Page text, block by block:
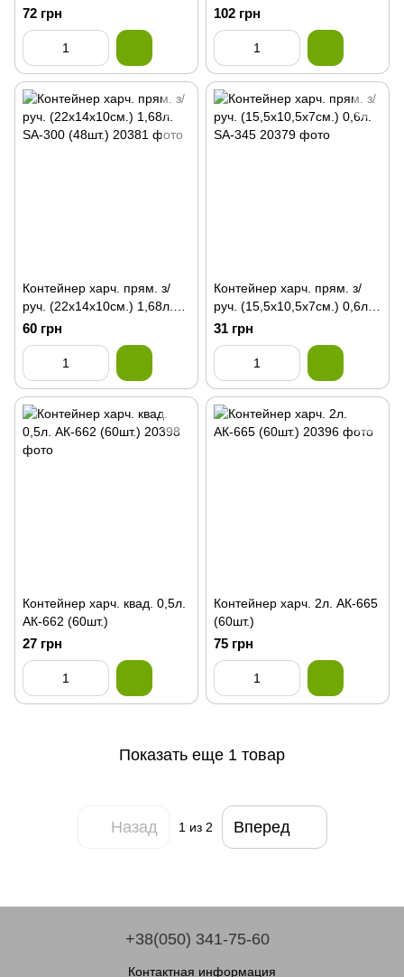
SA-355 (48шт.)
72 грн
SА-360 (48шт.)
102 грн
Контейнер харч. прям. з/
руч. (22х14х10см.) 1,68л.
SA-300 (48шт.)
60 грн
Контейнер харч. прям. з/
руч. (15,5х10,5х7см.) 0,6л.
SA-345
31 грн
Контейнер харч. квад. 0,5л.
АК-662 (60шт.)
27 грн
Контейнер харч. 2л. АК-665
(60шт.)
75 грн
Показать еще 1 товар
Назад 1 из 2 Вперед
+38(050) 341-75-60
Контактная информация